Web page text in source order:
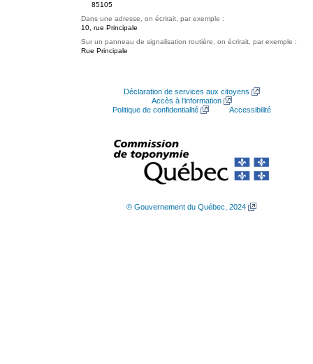
85105
Dans une adresse, on écrirait, par exemple :
10, rue Principale
Sur un panneau de signalisation routière, on écrirait, par exemple :
Rue Principale
Déclaration de services aux citoyens
Accès à l’information
Politique de confidentialité
Accessibilité
© Gouvernement du Québec, 2024